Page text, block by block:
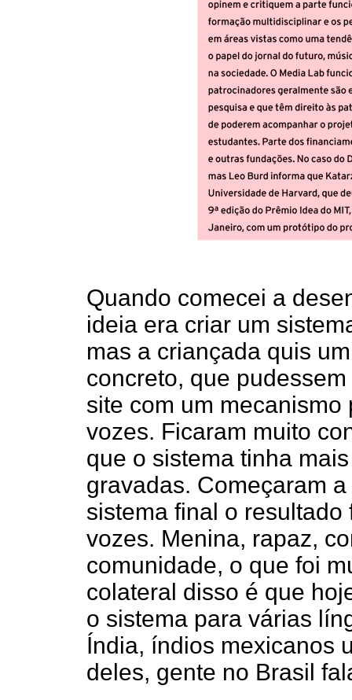
Quando comecei a
ideia era criar um
mas a criançada quis
concreto, que
site com um
vozes. Ficaram muito
que o sistema tinha
gravadas. Começaram
sistema final o
vozes. Menina, rapaz,
comunidade, o que foi
colateral disso é que
o sistema para várias
Índia, índios mexicanos
deles, gente no Brasil